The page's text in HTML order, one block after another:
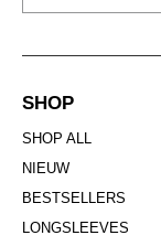
SHOP
SHOP ALL
NIEUW
BESTSELLERS
LONGSLEEVES